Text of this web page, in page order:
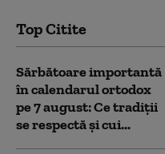
Top Citite
Sărbătoare importantă
în calendarul ortodox
pe 7 august: Ce tradiții
se respectă și cui...